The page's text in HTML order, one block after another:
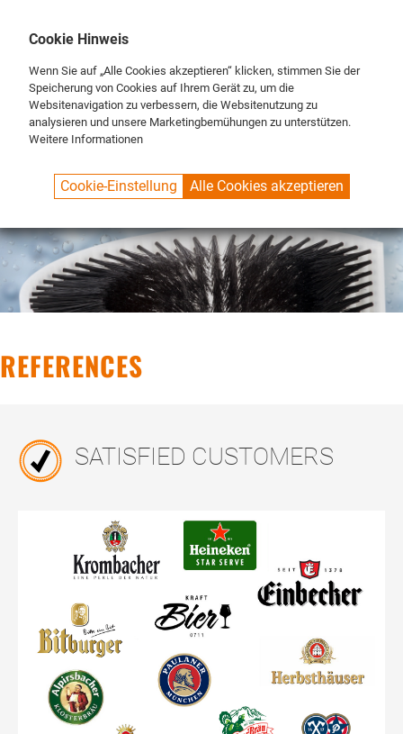
SPUELBOY.DE BRAND SPUELBOY_REFERENZEN
REFERENCES
SATISFIED CUSTOMERS
Cookie Hinweis
Wenn Sie auf „Alle Cookies akzeptieren“ klicken, stimmen Sie der
Speicherung von Cookies auf Ihrem Gerät zu, um die
Websitenavigation zu verbessern, die Websitenutzung zu
analysieren und unsere Marketingbemühungen zu unterstützen.
Weitere Informationen
Cookie-Einstellung Alle Cookies akzeptieren